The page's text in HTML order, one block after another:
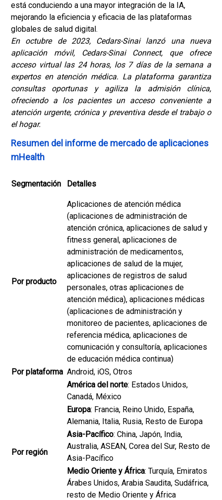
está conduciendo a una mayor integración de la IA,
mejorando la eficiencia y eficacia de las plataformas
globales de salud digital.
En octubre de 2023, Cedars-Sinai lanzó una nueva
aplicación móvil, Cedars-Sinai Connect, que ofrece
acceso virtual las 24 horas, los 7 días de la semana a
expertos en atención médica. La plataforma garantiza
consultas oportunas y agiliza la admisión clínica,
ofreciendo a los pacientes un acceso conveniente a
atención urgente, crónica y preventiva desde el trabajo o
el hogar.
Resumen del informe de mercado de aplicaciones
mHealth
Segmentación Detalles
Por producto
Aplicaciones de atención médica
(aplicaciones de administración de
atención crónica, aplicaciones de salud y
fitness general, aplicaciones de
administración de medicamentos,
aplicaciones de salud de la mujer,
aplicaciones de registros de salud
personales, otras aplicaciones de
atención médica), aplicaciones médicas
(aplicaciones de administración y
monitoreo de pacientes, aplicaciones de
referencia médica, aplicaciones de
comunicación y consultoría, aplicaciones
de educación médica continua)
Por plataforma Android, iOS, Otros
Por región
América del norte: Estados Unidos,
Canadá, México
Europa: Francia, Reino Unido, España,
Alemania, Italia, Rusia, Resto de Europa
Asia-Pacífico: China, Japón, India,
Australia, ASEAN, Corea del Sur, Resto de
Asia-Pacífico
Medio Oriente y África: Turquía, Emiratos
Árabes Unidos, Arabia Saudita, Sudáfrica,
resto de Medio Oriente y África